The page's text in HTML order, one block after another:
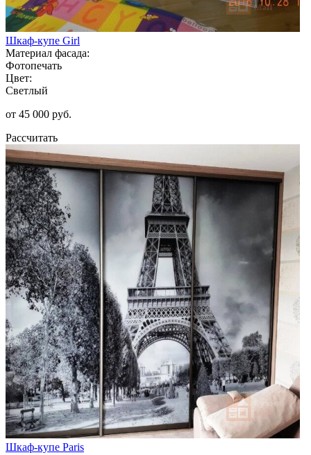
Шкаф-купе Girl
Материал фасада:
Фотопечать
Цвет:
Светлый
от 45 000 руб.
Рассчитать
Шкаф-купе Paris